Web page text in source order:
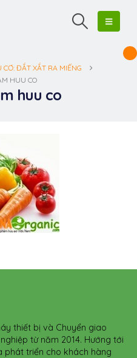
ĐẮT XẮT RA MIẾNG
HUU CO
huu co
thiết bị và Chuyển giao
từ năm 2014. Hướng tới
phát triển cho khách hàng